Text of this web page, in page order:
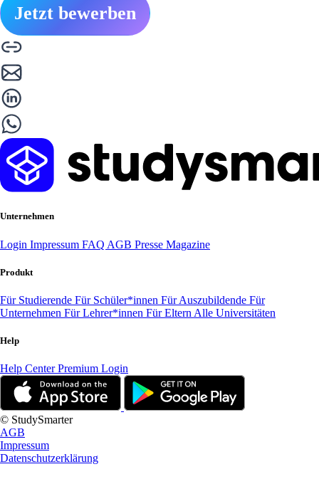
Jetzt bewerben
Unternehmen
Login Impressum FAQ AGB Presse Magazine
Produkt
Für Studierende Für Schüler*innen Für Auszubildende Für
Unternehmen Für Lehrer*innen Für Eltern Alle Universitäten
Help
Help CenterPremium Login
© StudySmarter
AGB
Impressum
Datenschutzerklärung